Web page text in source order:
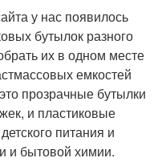
у нас появилось
бутылок разного
их в одном месте
емкостей
прозрачные бутылки
и пластиковые
питания и
и бытовой химии.